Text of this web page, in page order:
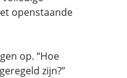
openstaande
op. “Hoe
zijn?”